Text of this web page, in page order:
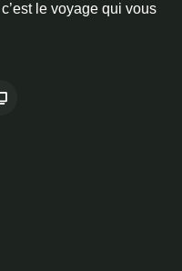
le voyage qui vous